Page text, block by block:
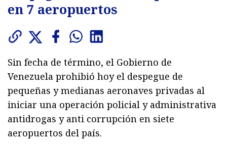
en 7 aeropuertos
Sin fecha de término, el Gobierno de
Venezuela prohibió hoy el despegue de
pequeñas y medianas aeronaves privadas al
iniciar una operación policial y administrativa
antidrogas y anti corrupción en siete
aeropuertos del país.